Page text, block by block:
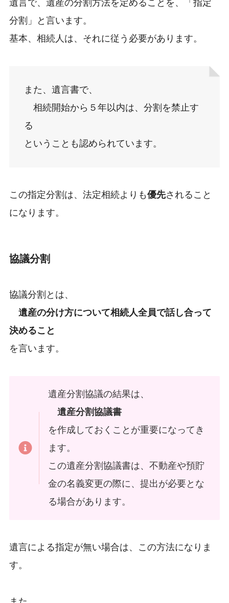
遺言で、遺産の分割方法を定めることを、「指定
分割」と言います。
基本、相続人は、それに従う必要があります。
また、遺言書で、
相続開始から５年以内は、分割を禁止す
る
ということも認められています。
この指定分割は、法定相続よりも優先されること
になります。
協議分割
協議分割とは、
遺産の分け方について相続人全員で話し合って
決めること
を言います。
遺産分割協議の結果は、
遺産分割協議書
を作成しておくことが重要になってき
ます。
この遺産分割協議書は、不動産や預貯
金の名義変更の際に、提出が必要とな
る場合があります。
遺言による指定が無い場合は、この方法になりま
す。